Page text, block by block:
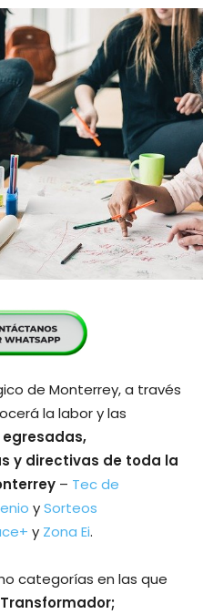
de Monterrey, a través
la labor y las
y directivas de toda la
– Tec de
ySorteos
y Zona Ei.
categorías en las que